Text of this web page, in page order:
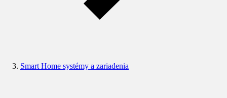
Smart Home systémy a zariadenia